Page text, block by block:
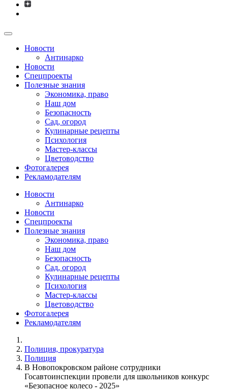
Новости
Антинарко
Новости
Спецпроекты
Полезные знания
Экономика, право
Наш дом
Безопасность
Сад, огород
Кулинарные рецепты
Психология
Мастер-классы
Цветоводство
Фотогалерея
Рекламодателям
Новости
Антинарко
Новости
Спецпроекты
Полезные знания
Экономика, право
Наш дом
Безопасность
Сад, огород
Кулинарные рецепты
Психология
Мастер-классы
Цветоводство
Фотогалерея
Рекламодателям
Полиция, прокуратура
Полиция
В Новопокровском районе сотрудники
Госавтоинспекции провели для школьников конкурс
«Безопасное колесо - 2025»